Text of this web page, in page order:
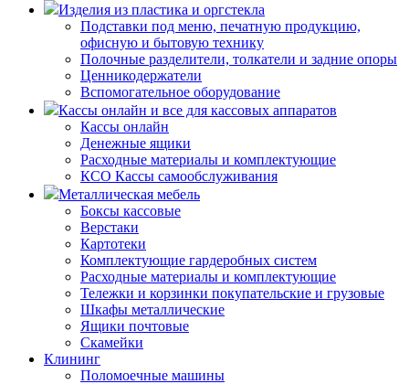
Изделия из пластика и оргстекла
Подставки под меню, печатную продукцию,
офисную и бытовую технику
Полочные разделители, толкатели и задние опоры
Ценникодержатели
Вспомогательное оборудование
Кассы онлайн и все для кассовых аппаратов
Кассы онлайн
Денежные ящики
Расходные материалы и комплектующие
КСО Кассы самообслуживания
Металлическая мебель
Боксы кассовые
Верстаки
Картотеки
Комплектующие гардеробных систем
Расходные материалы и комплектующие
Тележки и корзинки покупательские и грузовые
Шкафы металлические
Ящики почтовые
Скамейки
Клининг
Поломоечные машины